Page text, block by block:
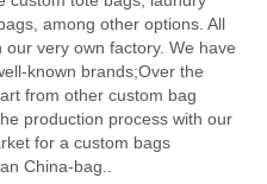
among other options. All
very own factory. We have
known brands;Over the
from other custom bag
production process with our
for a custom bags
China-bag..